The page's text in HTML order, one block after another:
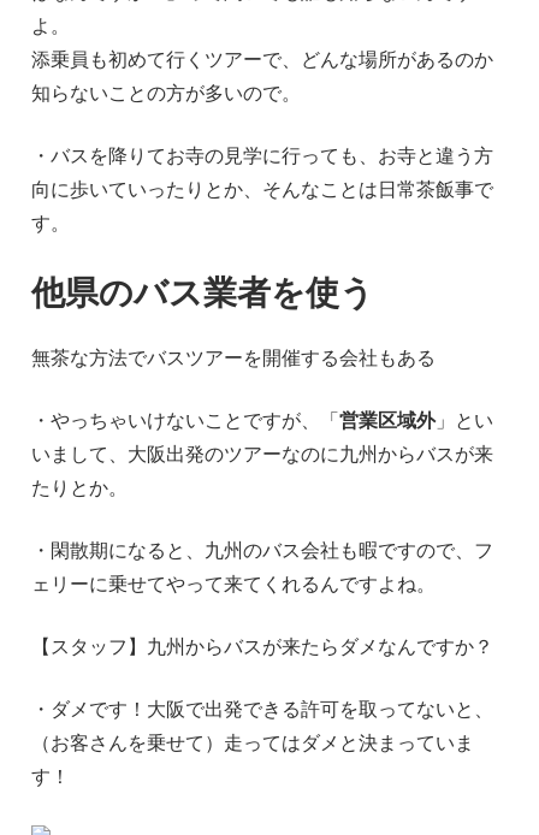
よ。
添乗員も初めて行くツアーで、どんな場所があるのか
知らないことの方が多いので。
・バスを降りてお寺の見学に行っても、お寺と違う方
向に歩いていったりとか、そんなことは日常茶飯事で
す。
他県のバス業者を使う
無茶な方法でバスツアーを開催する会社もある
・やっちゃいけないことですが、「営業区域外」とい
いまして、大阪出発のツアーなのに九州からバスが来
たりとか。
・閑散期になると、九州のバス会社も暇ですので、フ
ェリーに乗せてやって来てくれるんですよね。
【スタッフ】九州からバスが来たらダメなんですか？
・ダメです！大阪で出発できる許可を取ってないと、
（お客さんを乗せて）走ってはダメと決まっていま
す！